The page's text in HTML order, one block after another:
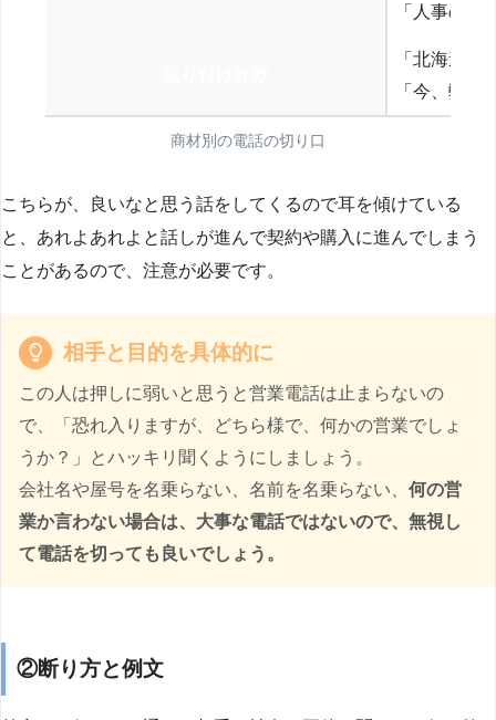
「人事の方
「北海道
「今、弊
商材別の電話の切り口
こちらが、良いなと思う話をしてくるので耳を傾けている
と、あれよあれよと話しが進んで契約や購入に進んでしまう
ことがあるので、注意が必要です。
相手と目的を具体的に
この人は押しに弱いと思うと営業電話は止まらないの
で、「恐れ入りますが、どちら様で、何かの営業でしょ
うか？」とハッキリ聞くようにしましょう。
会社名や屋号を名乗らない、名前を名乗らない、 何の営
業か言わない場合は、大事な電話ではないので、無視し
て電話を切っても良いでしょう。
②断り方と例文